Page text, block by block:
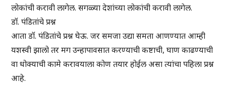
लोकांची करावी लागेल. सगळ्या देशांच्या लोकांची करावी लागेल.
डॉ. पंडितांचे प्रश्न
आता डॉ. पंडितांचे प्रश्न घेऊ. जर समजा उद्या समता आणण्यात आम्ही
यशस्वी झालो तर मग उन्हापावसात करण्याची कष्टाची, घाण काढण्याची
वा धोक्याची कामे करावयाला कोण तयार होईल असा त्यांचा पहिला प्रश्न
आहे.